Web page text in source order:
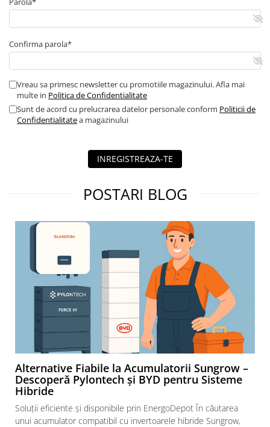
polaritate inversa DC, supratensiuni DC tip II, supratensiuni AC
Confirma parola*
Vreau sa primesc newsletter cu promotiile magazinului. Afla mai
multe in Politica de Confidentialitate
Sunt de acord cu prelucrarea datelor personale conform Politicii de
Confidentialitatea magazinului
INREGISTREAZA-TE
POSTARI BLOG
Alternative Fiabile la Acumulatorii Sungrow –
Descoperă Pylontech și BYD pentru Sisteme
Hibride
Soluții eficiente și disponibile prin EnergoDepot În căutarea
unui acumulator compatibil cu invertoarele hibride Sungrow,